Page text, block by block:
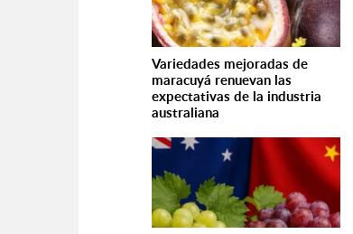
Variedades mejoradas de
maracuyá renuevan las
expectativas de la industria
australiana